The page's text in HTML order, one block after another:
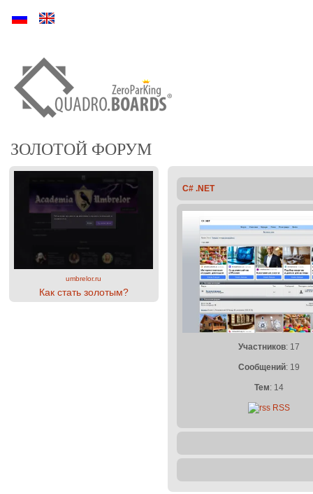
Ру En
ЗОЛОТОЙ ФОРУМ
umbrelor.ru
Как стать золотым?
C# .NET
Участников: 17
Сообщений: 19
Тем: 14
RSS